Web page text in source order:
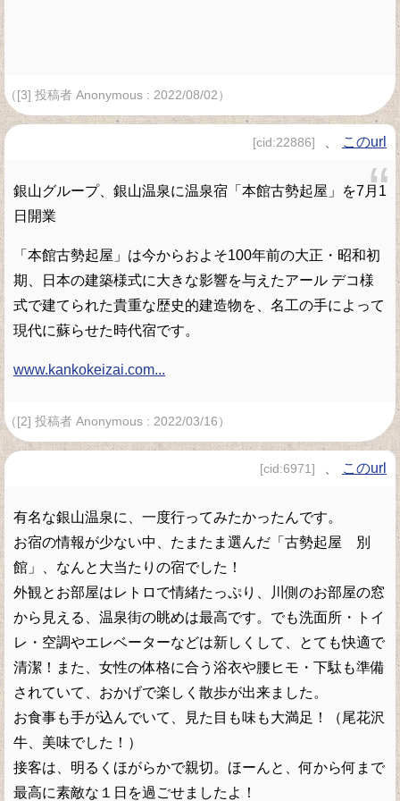
（[3] 投稿者 Anonymous : 2022/08/02）
[cid:22886] このurl
銀山グループ、銀山温泉に温泉宿「本館古勢起屋」を7月1
日開業
「本館古勢起屋」は今からおよそ100年前の大正・昭和初
期、日本の建築様式に大きな影響を与えたアール デコ様
式で建てられた貴重な歴史的建造物を、名工の手によって
現代に蘇らせた時代宿です。
www.kankokeizai.com...
（[2] 投稿者 Anonymous : 2022/03/16）
[cid:6971] このurl
有名な銀山温泉に、一度行ってみたかったんです。
お宿の情報が少ない中、たまたま選んだ「古勢起屋 別
館」、なんと大当たりの宿でした！
外観とお部屋はレトロで情緒たっぷり、川側のお部屋の窓
から見える、温泉街の眺めは最高です。でも洗面所・トイ
レ・空調やエレベーターなどは新しくして、とても快適で
清潔！また、女性の体格に合う浴衣や腰ヒモ・下駄も準備
されていて、おかげで楽しく散歩が出来ました。
お食事も手が込んでいて、見た目も味も大満足！（尾花沢
牛、美味でした！）
接客は、明るくほがらかで親切。ほーんと、何から何まで
最高に素敵な１日を過ごせましたよ！